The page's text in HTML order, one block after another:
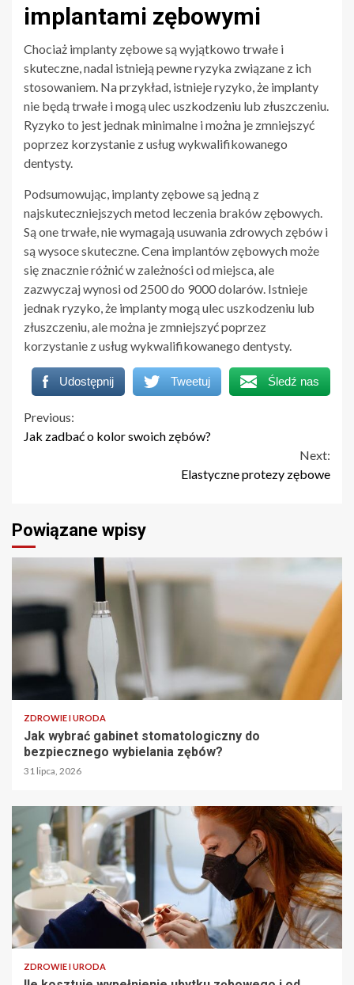
implantami zębowymi
Chociaż implanty zębowe są wyjątkowo trwałe i
skuteczne, nadal istnieją pewne ryzyka związane z ich
stosowaniem. Na przykład, istnieje ryzyko, że implanty
nie będą trwałe i mogą ulec uszkodzeniu lub złuszczeniu.
Ryzyko to jest jednak minimalne i można je zmniejszyć
poprzez korzystanie z usług wykwalifikowanego
dentysty.
Podsumowując, implanty zębowe są jedną z
najskuteczniejszych metod leczenia braków zębowych.
Są one trwałe, nie wymagają usuwania zdrowych zębów i
są wysoce skuteczne. Cena implantów zębowych może
się znacznie różnić w zależności od miejsca, ale
zazwyczaj wynosi od 2500 do 9000 dolarów. Istnieje
jednak ryzyko, że implanty mogą ulec uszkodzeniu lub
złuszczeniu, ale można je zmniejszyć poprzez
korzystanie z usług wykwalifikowanego dentysty.
Udostępnij Tweetuj Śledź nas
Continue
Previous:
Jak zadbać o kolor swoich zębów?
Next:
Elastyczne protezy zębowe
Powiązane wpisy
ZDROWIE I URODA
Jak wybrać gabinet stomatologiczny do
bezpiecznego wybielania zębów?
31 lipca, 2026
ZDROWIE I URODA